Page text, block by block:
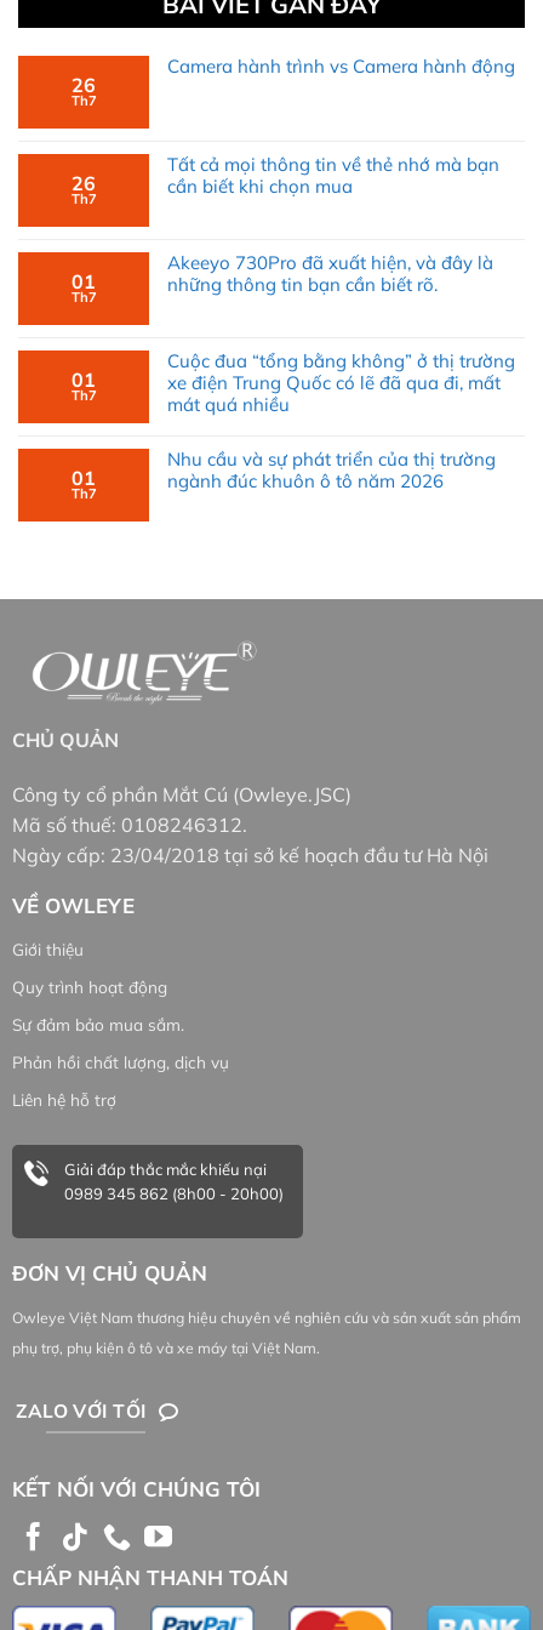
chống bụi, chống nước (IP – Ingress Protection
Việc làm này nhằm đảm bảo rằng, khi sản phẩm tới
tay khách hàng nó phải đạt được các tiêu chí tối
thiểu nhất, mang lại sự hài lòng thực tế. Có như vậy
giá trị của sản phẩm mới làm hài lòng kể cả với
Vậy điều gì tạo ra sự khác biệt giữa các bộ đèn led
xe máy?
quảng cáo và bày bán trên thị trường, chúng khác
nhau ra sao? làm thế nào chọn được một bộ sản
người”. Đầu tiên phải kể đến…
Khoảng cách chiếu xa của đèn led xe máy.
được khả năng chiếu sáng xa mà vẫn có thể nhìn rõ
vật cản phía trước.
Đã từng test nhiều mẫu đèn led giá rẻ trên thị
ngũ kỹ thuật đèn led Mắt Cú thấy rằng “
hiệu quả chiếu xa khá kém
trước đầu xe trở lại. Nếu xa hơn ánh sáng bị tỏa
được phía trước mặt trong khi người đi ngược chiều
lại bị ánh sáng soi thẳng vào mắt gây chói.
sáng khoảng cách 3 mét trước đầu xe.
26
Th7
Camera hành trình vs Camera hành động
26
Th7
Tất cả mọi thông tin về thẻ nhớ mà bạn
cần biết khi chọn mua
01
Th7
Akeeyo 730Pro đã xuất hiện, và đây là
những thông tin bạn cần biết rõ.
01
Th7
Cuộc đua “tổng bằng không” ở thị trường
xe điện Trung Quốc có lẽ đã qua đi, mất
mát quá nhiều
01
Th7
Nhu cầu và sự phát triển của thị trường
ngành đúc khuôn ô tô năm 2026
CHỦ QUẢN
Công ty cổ phần Mắt Cú (Owleye.JSC)
Mã số thuế: 0108246312.
Ngày cấp: 23/04/2018 tại sở kế hoạch đầu tư Hà Nội
VỀ OWLEYE
Giới thiệu
Quy trình hoạt động
Sự đảm bảo mua sắm.
Phản hồi chất lượng, dịch vụ
Liên hệ hỗ trợ
Giải đáp thắc mắc khiếu nại
0989 345 862 (8h00 - 20h00)
ĐƠN VỊ CHỦ QUẢN
Owleye Việt Nam thương hiệu chuyên về nghiên cứu và sản xuất sản phẩm
phụ trợ, phụ kiện ô tô và xe máy tại Việt Nam.
ZALO VỚI TỐI
KẾT NỐI VỚI CHÚNG TÔI
CHẤP NHẬN THANH TOÁN